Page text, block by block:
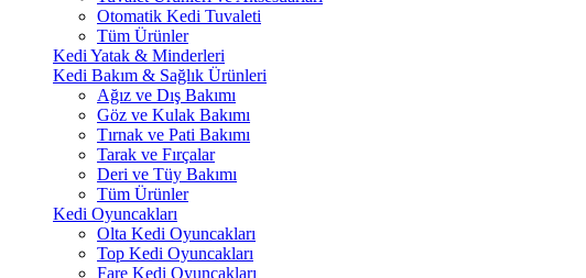
Otomatik Kedi Tuvaleti
Tüm Ürünler
Kedi Yatak & Minderleri
Kedi Bakım & Sağlık Ürünleri
Ağız ve Dış Bakımı
Göz ve Kulak Bakımı
Tırnak ve Pati Bakımı
Tarak ve Fırçalar
Deri ve Tüy Bakımı
Tüm Ürünler
Kedi Oyuncakları
Olta Kedi Oyuncakları
Top Kedi Oyuncakları
Fare Kedi Oyuncakları